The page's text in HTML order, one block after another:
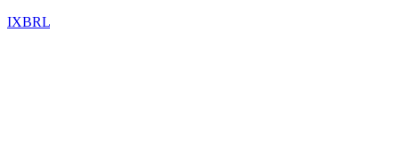
IXBRL